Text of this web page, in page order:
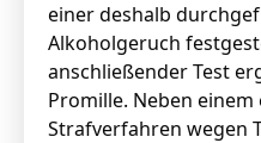
einer deshalb
Alkoholgeruch
anschließender Test
Promille. Neben
Strafverfahren wegen